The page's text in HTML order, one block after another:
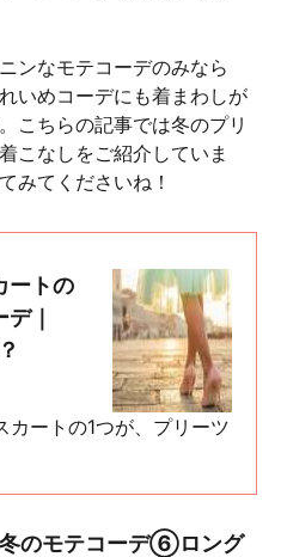
ンなモテコーデのみなら
いめコーデにも着まわしが
こちらの記事では冬のプリ
こなしをご紹介していま
みてくださいね！
ートの
｜
ートの1つが、プリーツ
のモテコーデ⑥ロング